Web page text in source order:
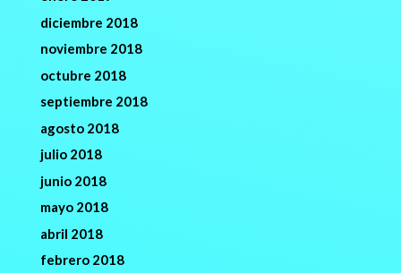
diciembre 2018
noviembre 2018
octubre 2018
septiembre 2018
agosto 2018
julio 2018
junio 2018
mayo 2018
abril 2018
febrero 2018